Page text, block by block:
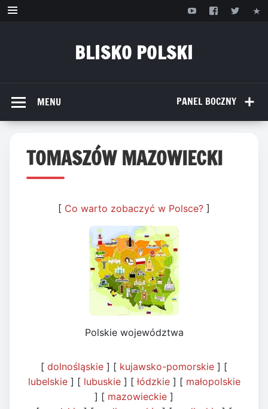
Przejdź
BLISKO POLSKI
PANEL BOCZNY
MENU
TOMASZÓW MAZOWIECKI
[ Co warto zobaczyć w Polsce? ]
Polskie województwa
[ dolnośląskie ] [ kujawsko-pomorskie ] [
lubelskie] [ lubuskie] [ łódzkie] [ małopolskie
] [ mazowieckie ]